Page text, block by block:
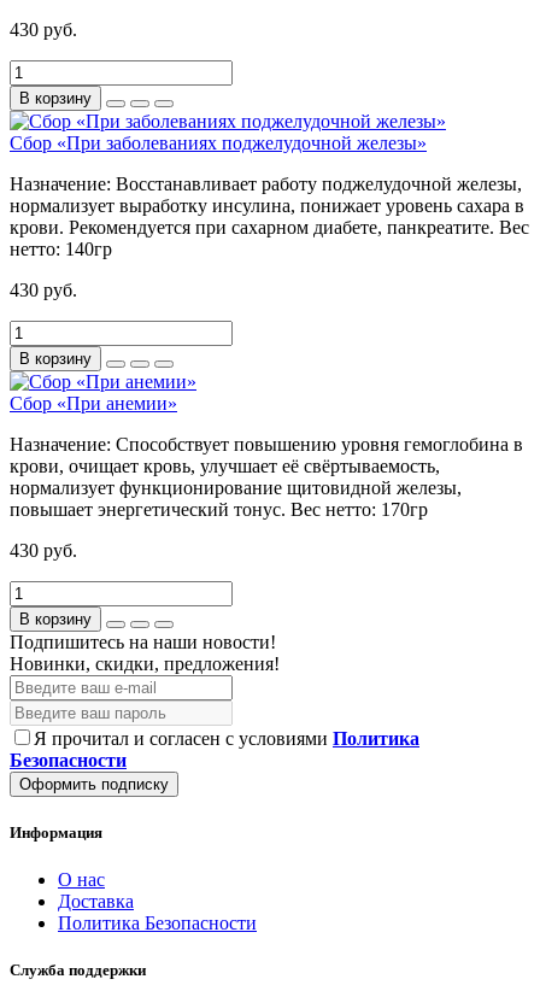
430 руб.
В корзину
Сбор «При заболеваниях поджелудочной железы»
Назначение: Восстанавливает работу поджелудочной железы,
нормализует выработку инсулина, понижает уровень сахара в
крови. Рекомендуется при сахарном диабете, панкреатите. Вес
нетто: 140гр
430 руб.
В корзину
Сбор «При анемии»
Назначение: Способствует повышению уровня гемоглобина в
крови, очищает кровь, улучшает её свёртываемость,
нормализует функционирование щитовидной железы,
повышает энергетический тонус. Вес нетто: 170гр
430 руб.
В корзину
Подпишитесь на наши новости!
Новинки, скидки, предложения!
Я прочитал и согласен с условиями Политика
Безопасности
Оформить подписку
Информация
О нас
Доставка
Политика Безопасности
Служба поддержки